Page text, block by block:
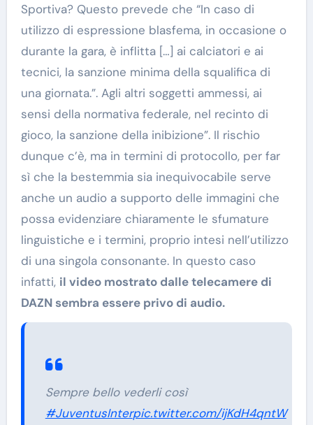
Sportiva? Questo prevede che “In caso di
utilizzo di espressione blasfema, in occasione o
durante la gara, è inflitta […] ai calciatori e ai
tecnici, la sanzione minima della squalifica di
una giornata.”. Agli altri soggetti ammessi, ai
sensi della normativa federale, nel recinto di
gioco, la sanzione della inibizione”. Il rischio
dunque c’è, ma in termini di protocollo, per far
sì che la bestemmia sia inequivocabile serve
anche un audio a supporto delle immagini che
possa evidenziare chiaramente le sfumature
linguistiche e i termini, proprio intesi nell’utilizzo
di una singola consonante. In questo caso
infatti, il video mostrato dalle telecamere di
DAZN sembra essere privo di audio.
Sempre bello vederli così
#JuventusInterpic.twitter.com/ijKdH4qntW